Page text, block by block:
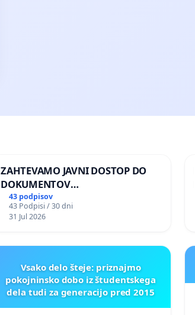
ZAHTEVAMO JAVNI DOSTOP DO
DOKUMENTOV
PARLAMENTARNIH
PREISKOVALNIH KOMISIJ O
ILEGALNI TRGOVINI Z OROŽJEM
43 podpisov
43 Podpisi / 30 dni
31 Jul 2026
Vsako delo šteje: priznajmo
pokojninsko dobo iz študentskega
dela tudi za generacijo pred 2015